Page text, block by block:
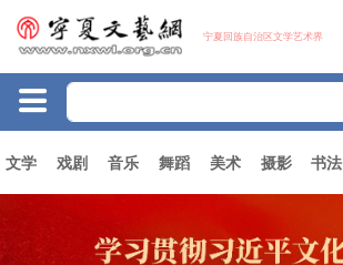
宁夏回族自治区文学艺术界
文学 戏剧 音乐 舞蹈 美术 摄影 书法